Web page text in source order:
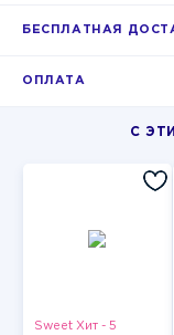
БЕСПЛАТНАЯ
ОПЛАТА
С
Sweet Хит - 5